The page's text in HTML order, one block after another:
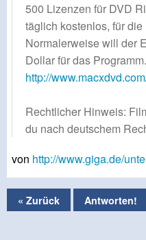
500 Lizenzen für DVD
täglich kostenlos, für
Normalerweise will der
Dollar für das Programm.
http://
Rechtlicher Hinweis:
du nach deutschem
von http://www.giga.de/
« Zurück Antworten!